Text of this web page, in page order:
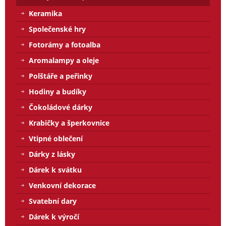
Keramika
Společenské hry
Fotorámy a fotoalba
Aromalampy a oleje
Polštáře a peřinky
Hodiny a budíky
Čokoládové dárky
Krabičky a šperkovnice
Vtipné oblečení
Dárky z lásky
Dárek k svátku
Venkovní dekorace
Svatební dary
Dárek k výročí